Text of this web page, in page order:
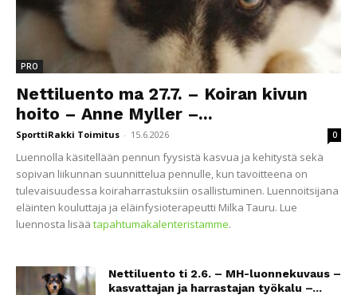
PRO
Nettiluento ma 27.7. – Koiran kivun
hoito – Anne Myller –...
SporttiRakki Toimitus - 15.6.2026 0
Luennolla käsitellään pennun fyysistä kasvua ja kehitystä sekä
sopivan liikunnan suunnittelua pennulle, kun tavoitteena on
tulevaisuudessa koiraharrastuksiin osallistuminen. Luennoitsijana
eläinten kouluttaja ja eläinfysioterapeutti Milka Tauru. Lue
luennosta lisää tapahtumakalenteristamme.
Nettiluento ti 2.6. – MH-luonnekuvaus –
kasvattajan ja harrastajan työkalu –...